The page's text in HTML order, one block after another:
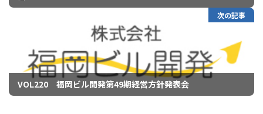
次の記事
VOL220 福岡ビル開発第49期経営方針発表会